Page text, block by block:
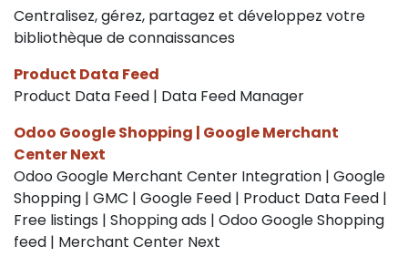
Centralisez, gérez, partagez et développez votre
bibliothèque de connaissances
Product Data Feed
Product Data Feed | Data Feed Manager
Odoo Google Shopping | Google Merchant
Center Next
Odoo Google Merchant Center Integration | Google
Shopping | GMC | Google Feed | Product Data Feed |
Free listings | Shopping ads | Odoo Google Shopping
feed | Merchant Center Next